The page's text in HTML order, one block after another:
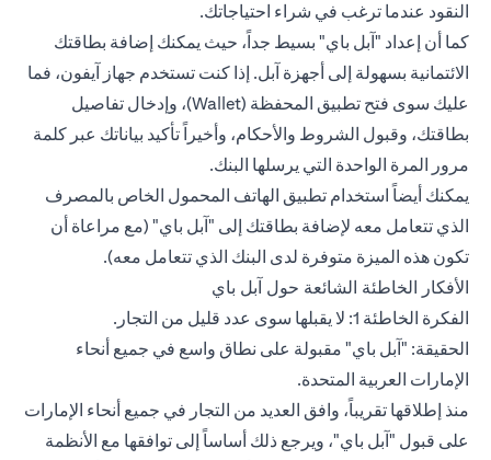
النقود عندما ترغب في شراء احتياجاتك.
كما أن إعداد "آبل باي" بسيط جداً، حيث يمكنك إضافة بطاقتك
الائتمانية بسهولة إلى أجهزة آبل. إذا كنت تستخدم جهاز آيفون، فما
عليك سوى فتح تطبيق المحفظة (Wallet)، وإدخال تفاصيل
بطاقتك، وقبول الشروط والأحكام، وأخيراً تأكيد بياناتك عبر كلمة
مرور المرة الواحدة التي يرسلها البنك.
يمكنك أيضاً استخدام تطبيق الهاتف المحمول الخاص بالمصرف
الذي تتعامل معه لإضافة بطاقتك إلى "آبل باي" (مع مراعاة أن
تكون هذه الميزة متوفرة لدى البنك الذي تتعامل معه).
الأفكار الخاطئة الشائعة حول آبل باي
الفكرة الخاطئة 1: لا يقبلها سوى عدد قليل من التجار.
الحقيقة: "آبل باي" مقبولة على نطاق واسع في جميع أنحاء
الإمارات العربية المتحدة.
منذ إطلاقها تقريباً، وافق العديد من التجار في جميع أنحاء الإمارات
على قبول "آبل باي"، ويرجع ذلك أساساً إلى توافقها مع الأنظمة